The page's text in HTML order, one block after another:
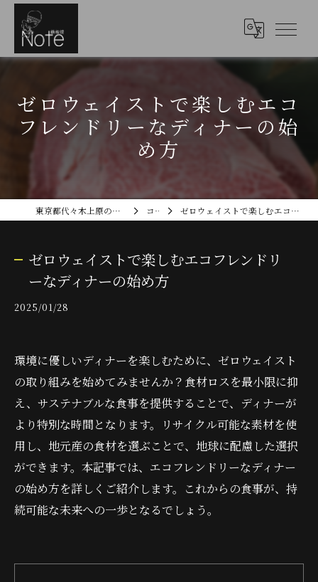
ゼロウェイストで楽しむエコ
フレンドリーなディナーの始
め方
東京都代々木上原のディナーなら鉄板焼Note コラム ゼロウェイストで楽しむエコフレンドリーなディナーの始め方
ゼロウェイストで楽しむエコフレンドリ
ーなディナーの始め方
2025/01/28
環境に優しいディナーを楽しむために、ゼロウェイスト
の取り組みを始めてみませんか？食材ロスを最小限に抑
え、サステナブルな食事を提供することで、ディナーが
より特別な時間となります。リサイクル可能な素材を使
用し、地元産の食材を選ぶことで、地球に配慮した選択
ができます。本記事では、エコフレンドリーなディナー
の始め方を詳しくご紹介します。これからの食事が、持
続可能な未来への一歩となるでしょう。